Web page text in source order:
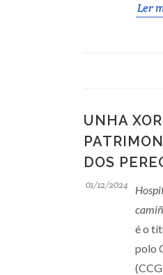
Ler
UNHA
DOS
01/12/2024
é o
polo